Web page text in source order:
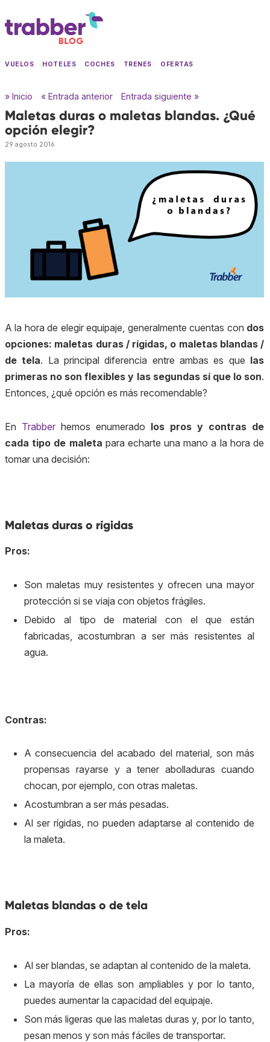
VUELOS HOTELES COCHES TRENES OFERTAS
» Inicio « Entrada anterior Entrada siguiente »
Maletas duras o maletas blandas. ¿Qué
opción elegir?
29 agosto 2016
A la hora de elegir equipaje, generalmente cuentas con dos
opciones: maletas duras / rígidas, o maletas blandas /
de tela. La principal diferencia entre ambas es que las
primeras no son flexibles y las segundas sí que lo son.
Entonces, ¿qué opción es más recomendable?
En Trabber hemos enumerado los pros y contras de
cada tipo de maleta para echarte una mano a la hora de
tomar una decisión:
Maletas duras o rígidas
Pros:
Son maletas muy resistentes y ofrecen una mayor
protección si se viaja con objetos frágiles.
Debido al tipo de material con el que están
fabricadas, acostumbran a ser más resistentes al
agua.
Contras:
A consecuencia del acabado del material, son más
propensas rayarse y a tener abolladuras cuando
chocan, por ejemplo, con otras maletas.
Acostumbran a ser más pesadas.
Al ser rígidas, no pueden adaptarse al contenido de
la maleta.
Maletas blandas o de tela
Pros:
Al ser blandas, se adaptan al contenido de la maleta.
La mayoría de ellas son ampliables y por lo tanto,
puedes aumentar la capacidad del equipaje.
Son más ligeras que las maletas duras y, por lo tanto,
pesan menos y son más fáciles de transportar.